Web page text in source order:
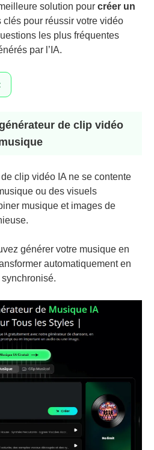
solution pour créer un
clés pour réussir votre vidéo
les plus fréquentes
par l’IA.
de clip vidéo
clip vidéo IA ne se contente
ou des visuels
musique et images de
générer votre musique en
automatiquement en